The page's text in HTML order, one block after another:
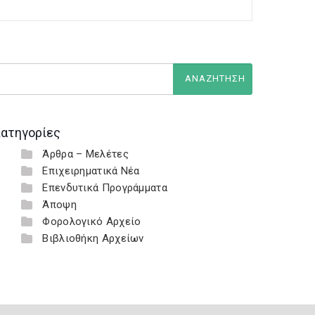
Άρθρα – Μελέτες
Επιχειρηματικά Νέα
Επενδυτικά Προγράμματα
Άποψη
Φορολογικό Αρχείο
Βιβλιοθήκη Αρχείων